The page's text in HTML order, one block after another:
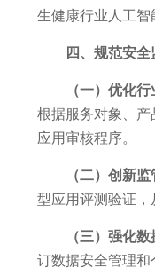
生健康行业人工
四、规范安全
（一）优化
根据服务对象、
应用审核程序。
（二）创新
型应用评测验证
（三）强化
订数据安全管理